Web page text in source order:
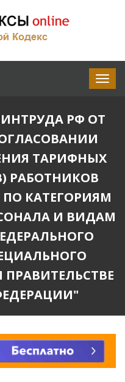
РФ ОТ
ТАРИФНЫХ
РАБОТНИКОВ
КАТЕГОРИЯМ
И ВИДАМ